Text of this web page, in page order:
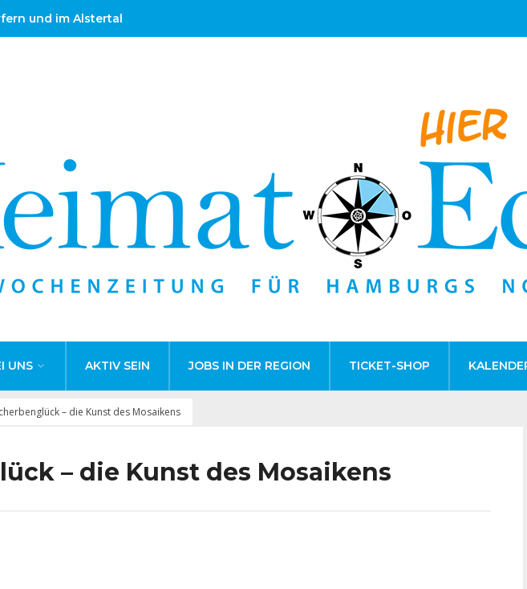
und im Alstertal
UNS AKTIV SEIN JOBS IN DER REGION TICKET-SHOP
– die Kunst des Mosaikens
– die Kunst des Mosaikens